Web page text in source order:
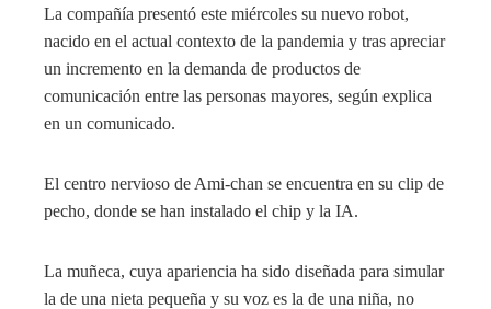
La compañía presentó este miércoles su nuevo robot,
nacido en el actual contexto de la pandemia y tras apreciar
un incremento en la demanda de productos de
comunicación entre las personas mayores, según explica
en un comunicado.
El centro nervioso de Ami-chan se encuentra en su clip de
pecho, donde se han instalado el chip y la IA.
La muñeca, cuya apariencia ha sido diseñada para simular
la de una nieta pequeña y su voz es la de una niña, no